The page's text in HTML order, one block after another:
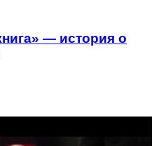
— история о